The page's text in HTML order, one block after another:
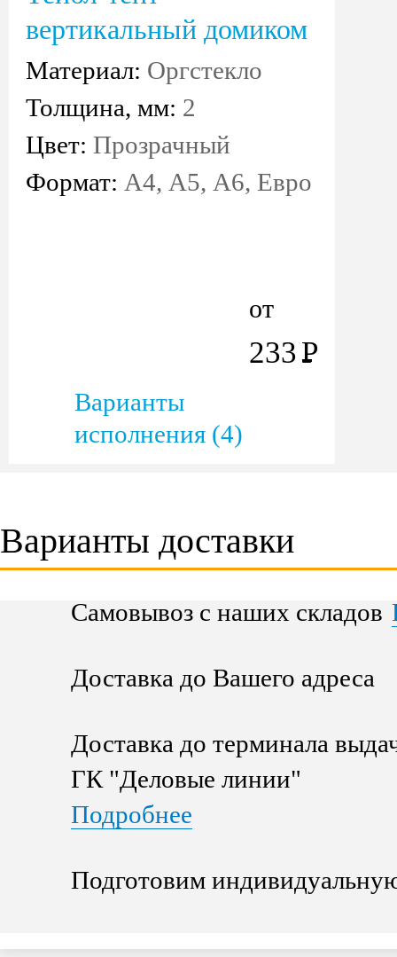
вертикальный домиком
Материал: Оргстекло
Толщина, мм: 2
Цвет: Прозрачный
Формат: А4, А5, А6, Евро
от
233Р
Варианты
исполнения (4)
Варианты доставки
Самовывоз с наших складов
Доставка до Вашего адреса
Доставка до терминала
ГК "Деловые линии"
Подробнее
Подготовим